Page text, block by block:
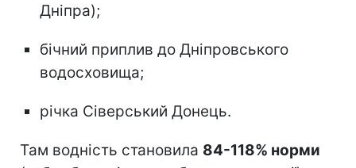
Дніпра);
бічний приплив до Дніпровського
водосховища;
річка Сіверський Донець.
Там водність становила 84-118% норми